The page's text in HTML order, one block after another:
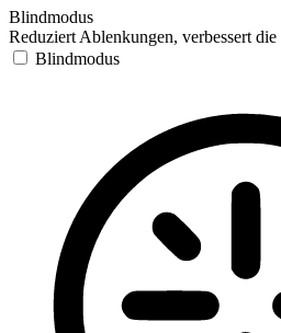
Blindmodus
Reduziert Ablenkungen, verbessert
Blindmodus